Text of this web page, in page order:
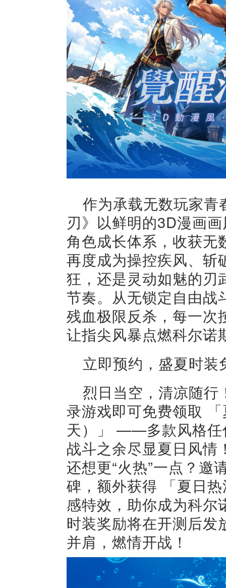
作为承载无数玩家青
刃》以鲜明的3D漫画
角色成长体系，收获无
再度成为操控疾风、
狂，还是灵动如魅的刃
节奏。从无锁定自由战
残血极限反杀，每一次
让指尖风暴点燃科尔诺
立即预约，盛夏时装
烈日当空，清凉随
录游戏即可免费领取
天）」 ——多款风格任
战斗之余尽显夏日风情
还想更“火热”一点？邀
碑，额外获得 「夏日
感特效，助你成为科尔
时装奖励将在开测后发
并肩，燃情开战！